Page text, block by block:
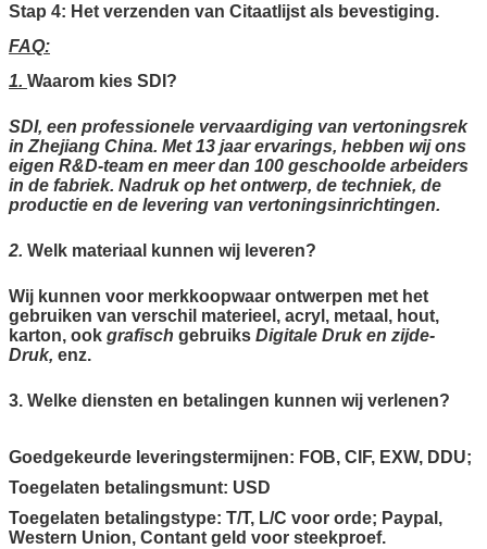
Stap 4: Het verzenden van Citaatlijst als bevestiging.
FAQ:
1. Waarom kies SDI?
SDI, een professionele vervaardiging van vertoningsrek
in Zhejiang China. Met 13 jaar ervarings, hebben wij ons
eigen R&D-team en meer dan 100 geschoolde arbeiders
in de fabriek. Nadruk op het ontwerp, de techniek, de
productie en de levering van vertoningsinrichtingen.
2. Welk materiaal kunnen wij leveren?
Wij kunnen voor merkkoopwaar ontwerpen met het
gebruiken van verschil materieel, acryl, metaal, hout,
karton, ook grafisch gebruiks Digitale Druk en zijde-
Druk, enz.
3. Welke diensten en betalingen kunnen wij verlenen?
Goedgekeurde leveringstermijnen: FOB, CIF, EXW, DDU;
Toegelaten betalingsmunt: USD
Toegelaten betalingstype: T/T, L/C voor orde; Paypal,
Western Union, Contant geld voor steekproef.